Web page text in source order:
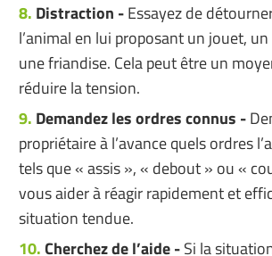
Distraction -Essayez de
l’animal en lui proposant un jouet,
une friandise. Cela peut être un
réduire la tension.
Demandez les ordres connus -
propriétaire à l’avance quels ordres
tels que « assis », « debout » ou «
vous aider à réagir rapidement et
situation tendue.
Cherchez de l’aide -Si la